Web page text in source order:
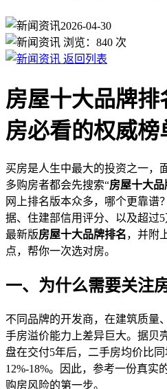
2026-04-30
浏览： 840 次
返回列表
房屋十大品牌排
房必看的权威榜
买房是人生中最大的投资之一，
多购房者都会先搜索“房屋十大品
网上排名版本众多，哪个更靠谱
据、住建部信用评分、以及超过
最新版房屋十大品牌排名，并附
点，帮你一次选对房。
一、为什么需要关注
不同品牌的开发商，在建筑质量
手房溢价能力上差异巨大。据贝
盘在交付5年后，二手房均价比
12%-18%。因此，参考一份真实
购房风险的第一步。